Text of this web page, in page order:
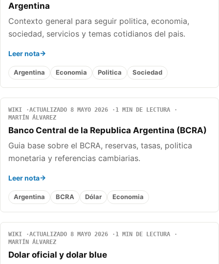
Argentina
Contexto general para seguir politica, economia,
sociedad, servicios y temas cotidianos del pais.
Leer nota
Argentina Economia Politica Sociedad
WIKI ACTUALIZADO 8 MAYO 2026
1 MIN DE LECTURA
MARTÍN ÁLVAREZ
Banco Central de la Republica Argentina (BCRA)
Guia base sobre el BCRA, reservas, tasas, politica
monetaria y referencias cambiarias.
Leer nota
Argentina BCRA Dólar Economia
WIKI ACTUALIZADO 8 MAYO 2026
1 MIN DE LECTURA
MARTÍN ÁLVAREZ
Dolar oficial y dolar blue